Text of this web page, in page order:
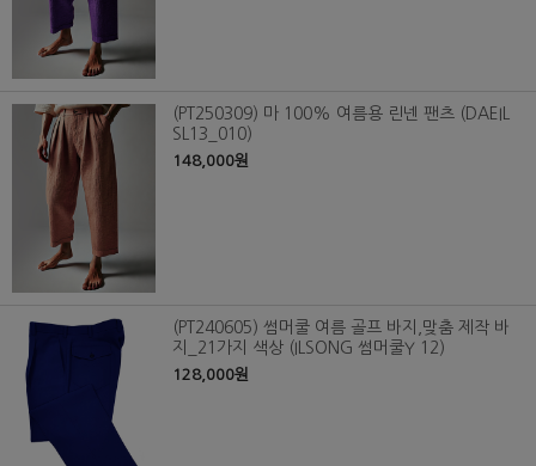
(PT250309) 마 100% 여름용 린넨 팬츠 (DAEIL
SL13_010)
148,000원
(PT240605) 썸머쿨 여름 골프 바지,맞춤 제작 바
지_21가지 색상 (ILSONG 썸머쿨Y 12)
128,000원